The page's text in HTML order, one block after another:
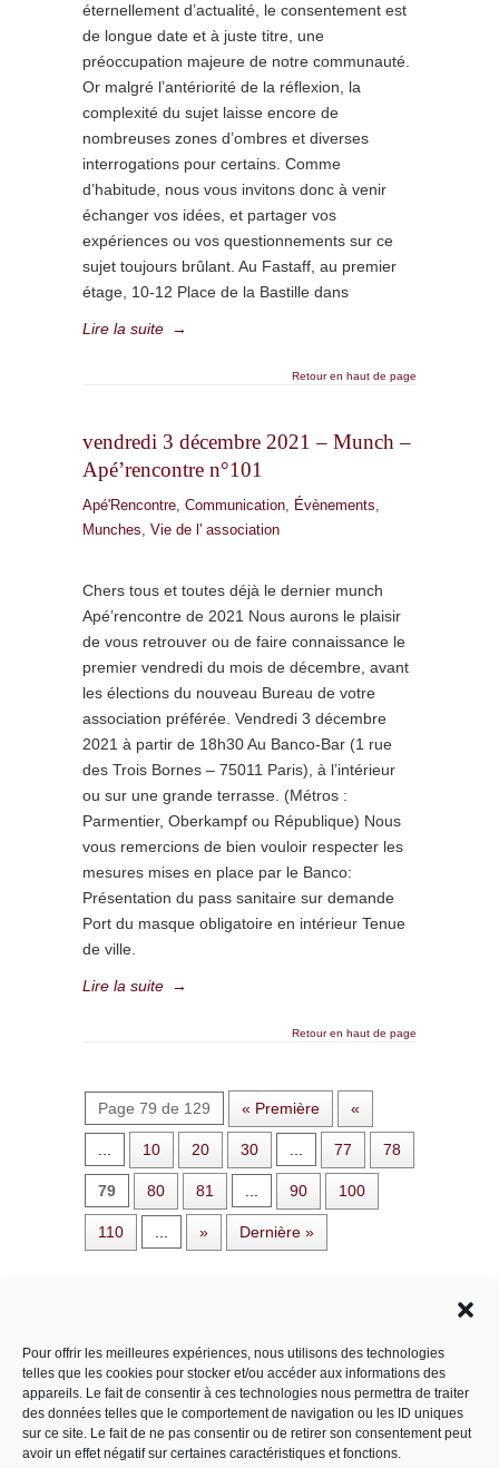
Pour offrir les meilleures expériences, nous utilisons des technologies
telles que les cookies pour stocker et/ou accéder aux informations des
appareils. Le fait de consentir à ces technologies nous permettra de traiter
des données telles que le comportement de navigation ou les ID uniques
sur ce site. Le fait de ne pas consentir ou de retirer son consentement peut
avoir un effet négatif sur certaines caractéristiques et fonctions.
éternellement d’actualité, le consentement est
de longue date et à juste titre, une
préoccupation majeure de notre communauté.
Or malgré l’antériorité de la réflexion, la
complexité du sujet laisse encore de
nombreuses zones d’ombres et diverses
interrogations pour certains. Comme
d’habitude, nous vous invitons donc à venir
échanger vos idées, et partager vos
expériences ou vos questionnements sur ce
sujet toujours brûlant. Au Fastaff, au premier
étage, 10-12 Place de la Bastille dans
Lire la suite →
Retour en haut de page
vendredi 3 décembre 2021 – Munch –
Apé’rencontre n°101
Apé'Rencontre, Communication, Évènements,
Munches, Vie de l' association
Chers tous et toutes déjà le dernier munch
Apé’rencontre de 2021 Nous aurons le plaisir
de vous retrouver ou de faire connaissance le
premier vendredi du mois de décembre, avant
les élections du nouveau Bureau de votre
association préférée. Vendredi 3 décembre
2021 à partir de 18h30 Au Banco-Bar (1 rue
des Trois Bornes – 75011 Paris), à l’intérieur
ou sur une grande terrasse. (Métros :
Parmentier, Oberkampf ou République) Nous
vous remercions de bien vouloir respecter les
mesures mises en place par le Banco:
Présentation du pass sanitaire sur demande
Port du masque obligatoire en intérieur Tenue
de ville.
Lire la suite →
Retour en haut de page
Page 79 de 129 « Première «
10 20 30 77 78
79 80 81 90 100
110 » Dernière »
Catégories